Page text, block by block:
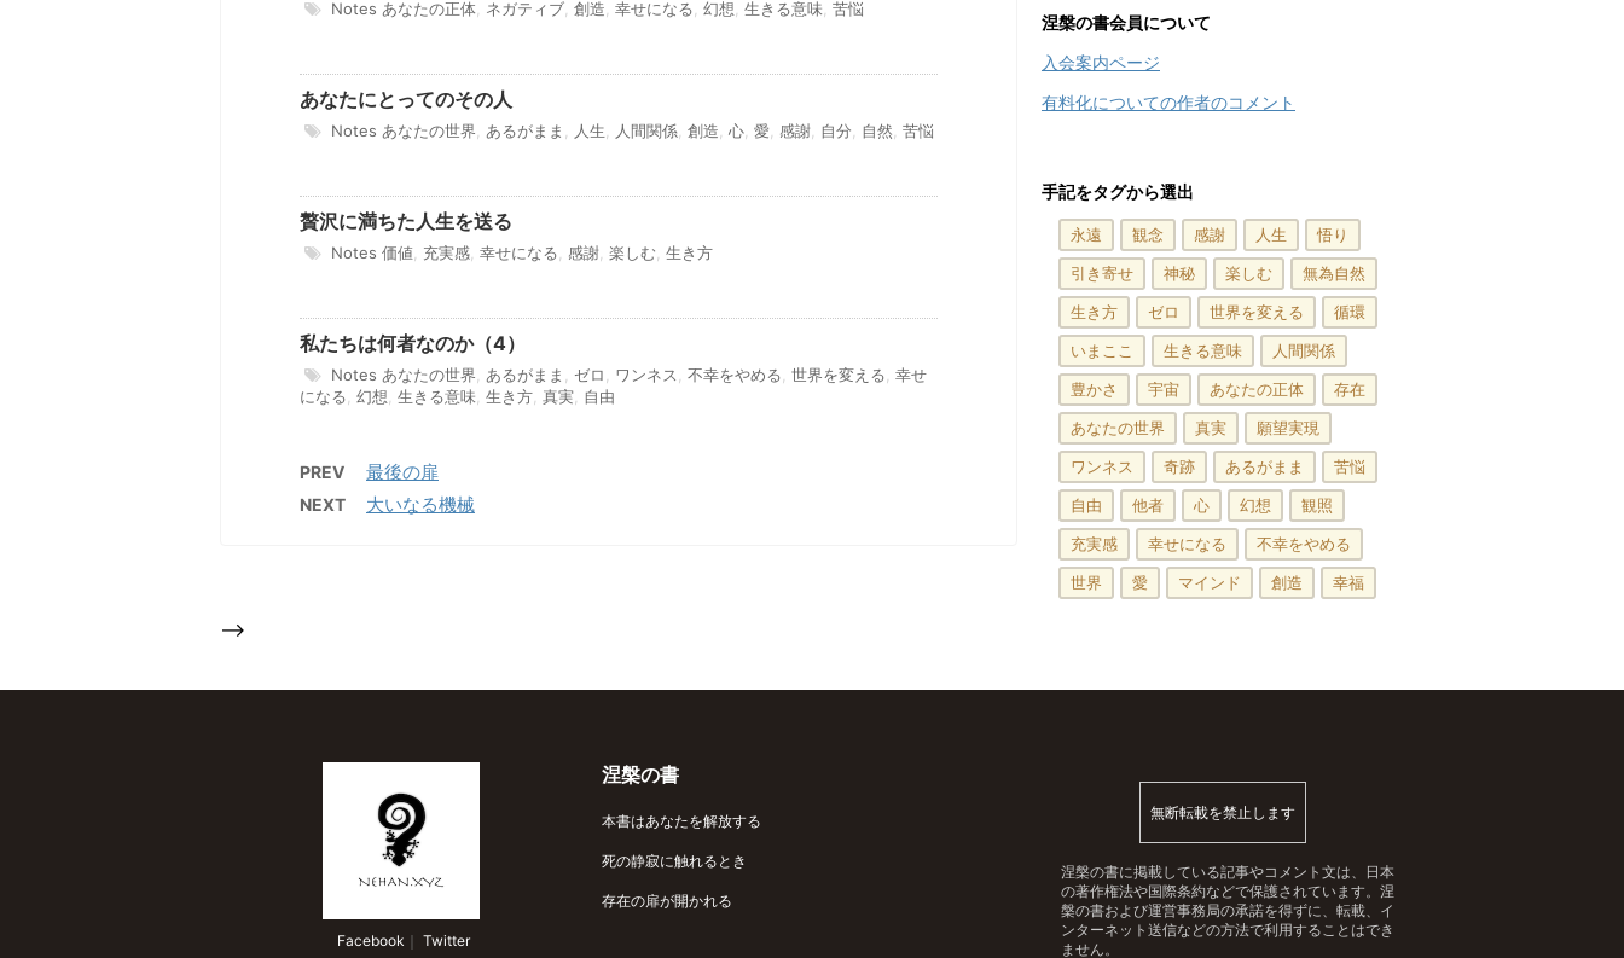
Notes あなたの正体 ネガティブ 創造 幸せになる 幻想 生きる意味 苦悩
あなたにとってのその人
Notes あなたの世界 あるがまま 人生 人間関係 創造 心 愛 感謝 自分 自然 苦悩
贅沢に満ちた人生を送る
Notes 価値 充実感 幸せになる 感謝 楽しむ 生き方
私たちは何者なのか（4）
Notes あなたの世界 あるがまま ゼロ ワンネス 不幸をやめる 世界を変える 幸せ
になる 幻想 生きる意味 生き方 真実 自由
PREV 最後の扉
NEXT 大いなる機械
涅槃の書会員について
入会案内ページ
有料化についての作者のコメント
手記をタグから選出
永遠 観念 感謝 人生
悟り
引き寄せ
神秘 楽しむ
無為自然
生き方
ゼロ 世界を変える
循環
いまここ
生きる意味
人間関係
豊かさ
宇宙 あなたの正体
存在
あなたの世界
真実
願望実現
ワンネス
奇跡 あるがまま
苦悩
自由
他者 心 幻想
観照
充実感
幸せになる
不幸をやめる
世界
愛 マインド 創造 幸福
-->
Facebook ｜ Twitter
涅槃の書
本書はあなたを解放する
死の静寂に触れるとき
存在の扉が開かれる
無断転載を禁止します
涅槃の書に掲載している記事やコメント文は、日本
の著作権法や国際条約などで保護されています。涅
槃の書および運営事務局の承諾を得ずに、転載、イ
ンターネット送信などの方法で利用することはでき
ません。